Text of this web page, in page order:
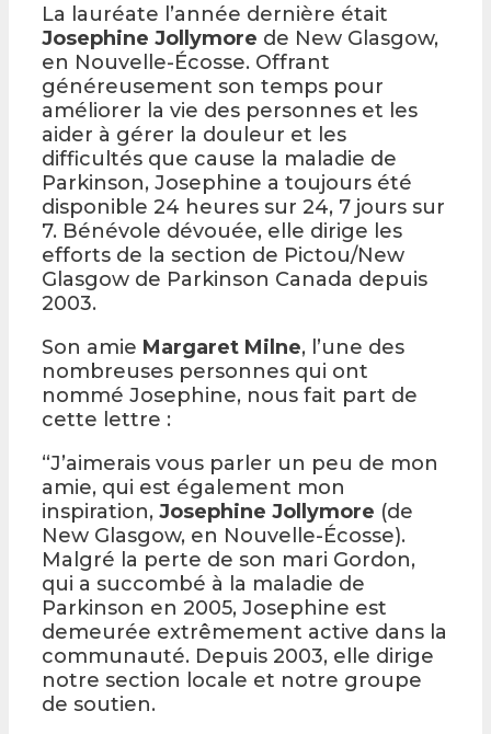
La lauréate l’année dernière était
Josephine Jollymore de New Glasgow,
en Nouvelle-Écosse. Offrant
généreusement son temps pour
améliorer la vie des personnes et les
aider à gérer la douleur et les
difficultés que cause la maladie de
Parkinson, Josephine a toujours été
disponible 24 heures sur 24, 7 jours sur
7. Bénévole dévouée, elle dirige les
efforts de la section de Pictou/New
Glasgow de Parkinson Canada depuis
2003.
Son amie Margaret Milne, l’une des
nombreuses personnes qui ont
nommé Josephine, nous fait part de
cette lettre :
“J’aimerais vous parler un peu de mon
amie, qui est également mon
inspiration, Josephine Jollymore (de
New Glasgow, en Nouvelle-Écosse).
Malgré la perte de son mari Gordon,
qui a succombé à la maladie de
Parkinson en 2005, Josephine est
demeurée extrêmement active dans la
communauté. Depuis 2003, elle dirige
notre section locale et notre groupe
de soutien.